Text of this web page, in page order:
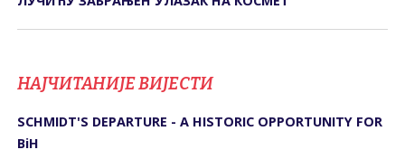
НАЈЧИТАНИЈЕ ВИЈЕСТИ
SCHMIDT'S DEPARTURE - A HISTORIC OPPORTUNITY FOR
BiH